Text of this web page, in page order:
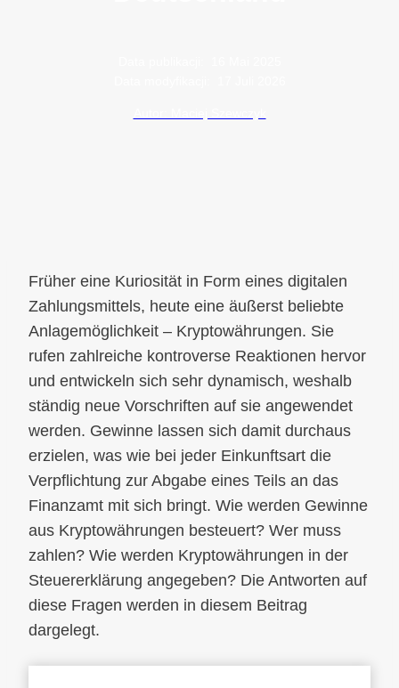
Früher eine Kuriosität in Form eines digitalen
Zahlungsmittels, heute eine äußerst beliebte
Anlagemöglichkeit – Kryptowährungen. Sie
rufen zahlreiche kontroverse Reaktionen hervor
und entwickeln sich sehr dynamisch, weshalb
ständig neue Vorschriften auf sie angewendet
werden. Gewinne lassen sich damit durchaus
erzielen, was wie bei jeder Einkunftsart die
Verpflichtung zur Abgabe eines Teils an das
Finanzamt mit sich bringt. Wie werden Gewinne
aus Kryptowährungen besteuert? Wer muss
zahlen? Wie werden Kryptowährungen in der
Steuererklärung angegeben? Die Antworten auf
diese Fragen werden in diesem Beitrag
dargelegt.